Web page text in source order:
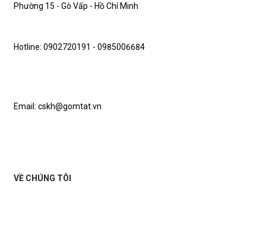
Phường 15 - Gò Vấp - Hồ Chí Minh
Hotline: 0902720191 - 0985006684
Email: cskh@gomtat.vn
VỀ CHÚNG TÔI